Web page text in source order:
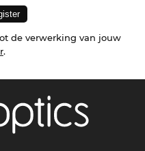
de verwerking van jouw
.